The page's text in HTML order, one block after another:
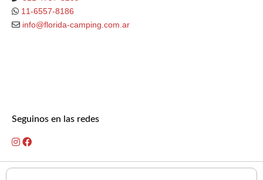
11-6557-8186
info@florida-camping.com.ar
Seguinos en las redes